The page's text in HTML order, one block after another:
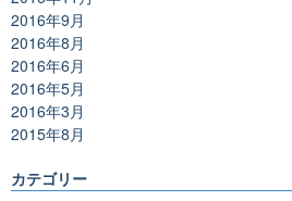
2016年9月
2016年8月
2016年6月
2016年5月
2016年3月
2015年8月
カテゴリー